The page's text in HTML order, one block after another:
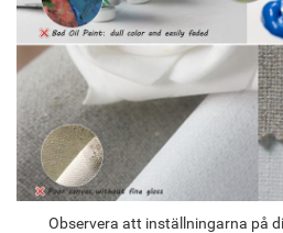
Observera att inställningarna på